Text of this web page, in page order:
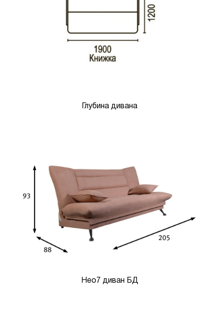
Глубина дивана
Нео7 диван БД